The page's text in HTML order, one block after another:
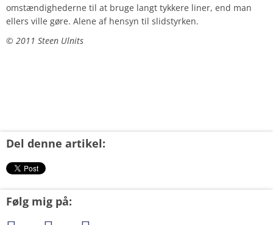
omstændighederne til at bruge langt tykkere liner, end man
ellers ville gøre. Alene af hensyn til slidstyrken.
© 2011 Steen Ulnits
Del denne artikel:
Følg mig på: